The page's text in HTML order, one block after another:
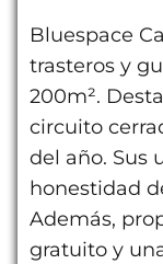
Bluespace
trasteros y
200m².
circuito
del año. Sus
honestidad
Además,
gratuito y